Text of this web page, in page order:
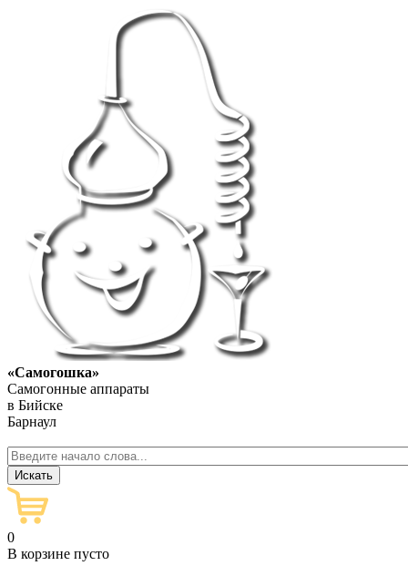
«Самогошка»
Самогонные аппараты
в Бийске
Барнаул
0
В корзине пусто